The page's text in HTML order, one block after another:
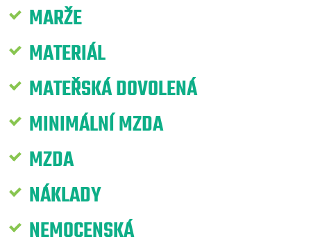
MARŽE
MATERIÁL
MATEŘSKÁ DOVOLENÁ
MINIMÁLNÍ MZDA
MZDA
NÁKLADY
NEMOCENSKÁ